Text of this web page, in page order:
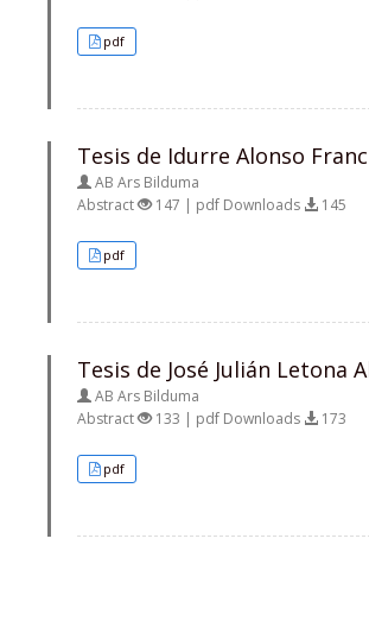
pdf
Tesis de Idurre Alonso
AB Ars Bilduma
Abstract
147 | pdf Downloads 145
pdf
Tesis de José Julián Letona
AB Ars Bilduma
Abstract
133 | pdf Downloads 173
pdf